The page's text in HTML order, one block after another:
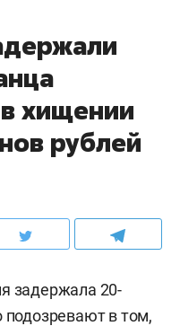
хищении
рублей
задержала 20-
подозревают в том,